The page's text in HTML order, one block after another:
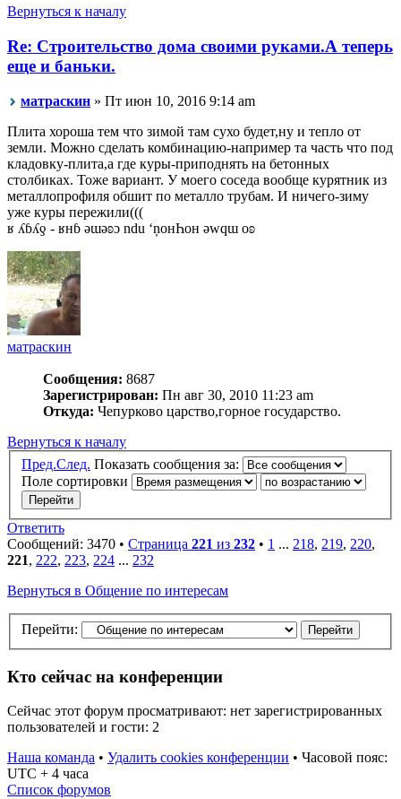
Вернуться к началу
Re: Строительство дома своими руками.А теперь
еще и баньки.
матраскин » Пт июн 10, 2016 9:14 am
Плита хороша тем что зимой там сухо будет,ну и тепло от
земли. Можно сделать комбинацию-например та часть что под
кладовку-плита,а где куры-приподнять на бетонных
столбиках. Тоже вариант. У моего соседа вообще курятник из
металлопрофиля обшит по металло трубам. И ничего-зиму
уже куры пережили(((
ʁ ʎɓʎƍ - ʁнɓ ǝɯǝʚɔ ndu ‘ņонҺон ǝwqɯ оʚ
матраскин
Сообщения: 8687
Зарегистрирован: Пн авг 30, 2010 11:23 am
Откуда: Чепурково царство,горное государство.
Вернуться к началу
Пред.След. Показать сообщения за:
Поле сортировки
Ответить
Сообщений: 3470 • Страница 221 из 232 • 1 ... 218, 219, 220,
221, 222, 223, 224 ... 232
Вернуться в Общение по интересам
Перейти:
Кто сейчас на конференции
Сейчас этот форум просматривают: нет зарегистрированных
пользователей и гости: 2
Наша команда • Удалить cookies конференции • Часовой пояс:
UTC + 4 часа
Список форумов